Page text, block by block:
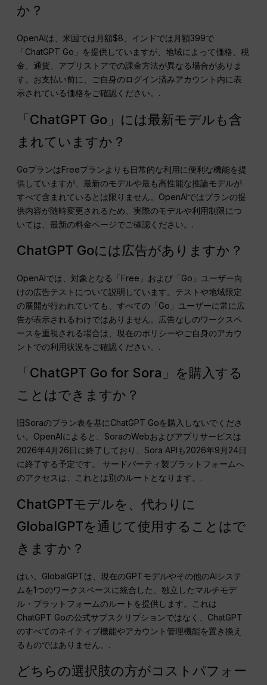
か？
OpenAIは、米国では月額$8、インドでは月額₹399で
「ChatGPT Go」を提供していますが、地域によって価格、税
金、通貨、アプリストアでの課金方法が異なる場合がありま
す。お支払い前に、ご自身のログイン済みアカウント内に表
示されている価格をご確認ください。.
「ChatGPT Go」には最新モデルも含
まれていますか？
GoプランはFreeプランよりも日常的な利用に便利な機能を提
供していますが、最新のモデルや最も高性能な推論モデルが
すべて含まれているとは限りません。OpenAIではプランの提
供内容が随時変更されるため、実際のモデルや利用制限につ
いては、最新の料金ページでご確認ください。.
ChatGPT Goには広告がありますか？
OpenAIでは、対象となる「Free」および「Go」ユーザー向
けの広告テストについて説明しています。テストや地域限定
の展開が行われていても、すべての「Go」ユーザーに常に広
告が表示されるわけではありません。広告なしのワークスペ
ースを重視される場合は、現在のポリシーやご自身のアカウ
ントでの利用状況をご確認ください。.
「ChatGPT Go for Sora」を購入する
ことはできますか？
旧Soraのプラン表を基にChatGPT Goを購入しないでくださ
い。OpenAIによると、SoraのWebおよびアプリサービスは
2026年4月26日に終了しており、Sora APIも2026年9月24日
に終了する予定です。 サードパーティ製プラットフォームへ
のアクセスは、これとは別のルートとなります。.
ChatGPTモデルを、代わりに
GlobalGPTを通じて使用することはで
きますか？
はい。GlobalGPTは、現在のGPTモデルやその他のAIシステ
ムを1つのワークスペースに統合した、独立したマルチモデ
ル・プラットフォームのルートを提供します。これは
ChatGPT Goの公式サブスクリプションではなく、ChatGPT
のすべてのネイティブ機能やアカウント管理機能を置き換え
るものではありません。.
どちらの選択肢の方がコストパフォー